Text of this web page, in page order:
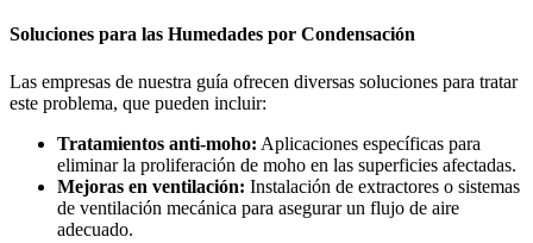
Soluciones para las Humedades por Condensación
Las empresas de nuestra guía ofrecen diversas soluciones para tratar
este problema, que pueden incluir:
Tratamientos anti-moho: Aplicaciones específicas para
eliminar la proliferación de moho en las superficies afectadas.
Mejoras en ventilación: Instalación de extractores o sistemas
de ventilación mecánica para asegurar un flujo de aire
adecuado.